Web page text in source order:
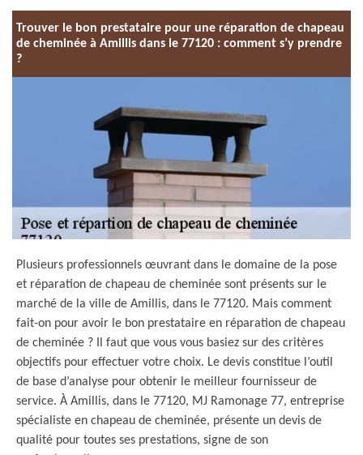
Trouver le bon prestataire pour une réparation de chapeau
de cheminée à Amillis dans le 77120 : comment s’y prendre
?
Plusieurs professionnels œuvrant dans le domaine de la pose
et réparation de chapeau de cheminée sont présents sur le
marché de la ville de Amillis, dans le 77120. Mais comment
fait-on pour avoir le bon prestataire en réparation de chapeau
de cheminée ? Il faut que vous vous basiez sur des critères
objectifs pour effectuer votre choix. Le devis constitue l’outil
de base d’analyse pour obtenir le meilleur fournisseur de
service. À Amillis, dans le 77120, MJ Ramonage 77, entreprise
spécialiste en chapeau de cheminée, présente un devis de
qualité pour toutes ses prestations, signe de son